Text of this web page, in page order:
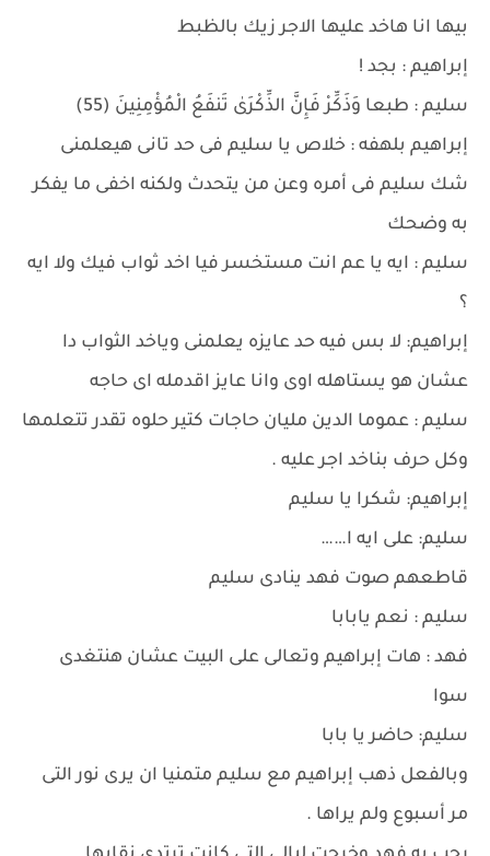
بيها انا هاخد عليها الاجر زيك بالظبط
إبراهيم : بجد !
سليم : طبعا وَذَكِّرْ فَإِنَّ الذِّكْرَىٰ تَنفَعُ الْمُؤْمِنِينَ (55)
إبراهيم بلهفه : خلاص يا سليم فى حد تانى هيعلمنى
شك سليم فى أمره وعن من يتحدث ولكنه اخفى ما يفكر
به وضحك
سليم : ايه يا عم انت مستخسر فيا اخد ثواب فيك ولا ايه
؟
إبراهيم: لا بس فيه حد عايزه يعلمنى وياخد الثواب دا
عشان هو يستاهله اوى وانا عايز اقدمله اى حاجه
سليم : عموما الدين مليان حاجات كتير حلوه تقدر تتعلمها
وكل حرف بناخد اجر عليه .
إبراهيم: شكرا يا سليم
سليم: على ايه ا……
قاطعهم صوت فهد ينادى سليم
سليم : نعم يابابا
فهد : هات إبراهيم وتعالى على البيت عشان هنتغدى
سوا
سليم: حاضر يا بابا
وبالفعل ذهب إبراهيم مع سليم متمنيا ان يرى نور التى
مر أسبوع ولم يراها .